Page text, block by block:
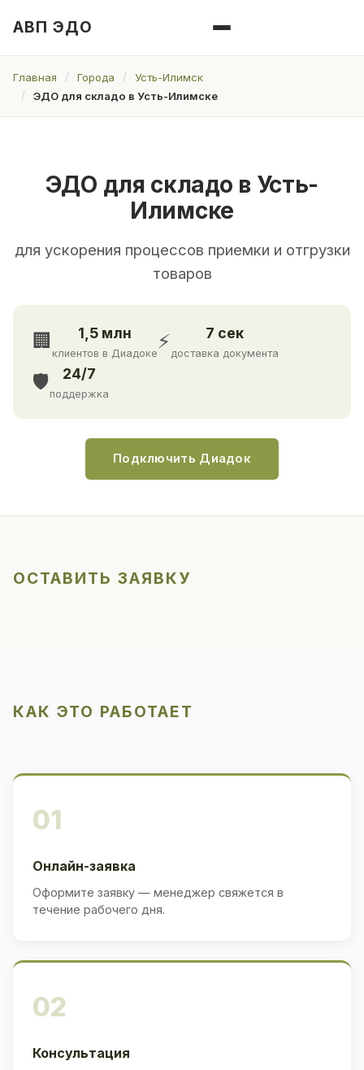
АВП ЭДО
Главная Города
Усть-Илимск
ЭДО для складо в Усть-Илимске
ЭДО для складо в Усть-
Илимске
для ускорения процессов приемки и отгрузки
товаров
🏢 1,5 млн
клиентов в Диадоке
⚡ 7 сек
доставка документа
🛡️ 24/7
поддержка
Подключить Диадок
ОСТАВИТЬ ЗАЯВКУ
КАК ЭТО РАБОТАЕТ
01
Онлайн-заявка
Оформите заявку — менеджер свяжется в
течение рабочего дня.
02
Консультация